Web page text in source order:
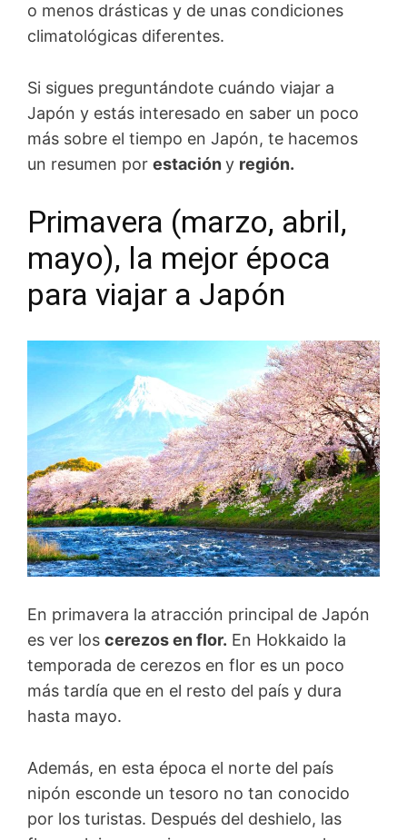
o menos drásticas y de unas condiciones
climatológicas diferentes.
Si sigues preguntándote cuándo viajar a
Japón y estás interesado en saber un poco
más sobre el tiempo en Japón, te hacemos
un resumen por estacióny región.
Primavera (marzo, abril,
mayo), la mejor época
para viajar a Japón
En primavera la atracción principal de Japón
es ver los cerezos en flor. En Hokkaido la
temporada de cerezos en flor es un poco
más tardía que en el resto del país y dura
hasta mayo.
Además, en esta época el norte del país
nipón esconde un tesoro no tan conocido
por los turistas. Después del deshielo, las